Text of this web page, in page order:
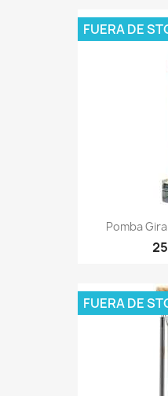
Pomba
FUERA DE
FUERA DE